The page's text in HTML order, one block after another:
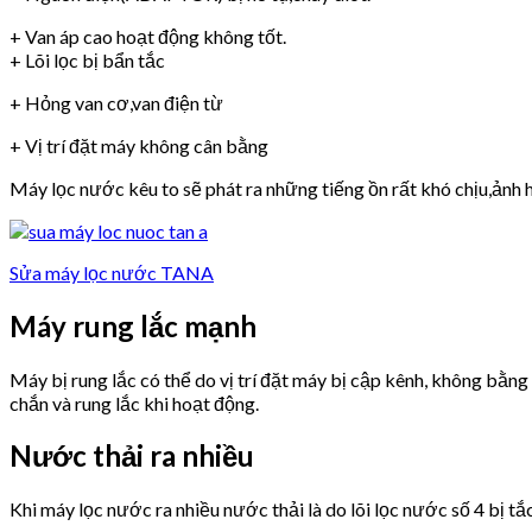
+ Van áp cao hoạt động không tốt.
+ Lõi lọc bị bẩn tắc
+ Hỏng van cơ,van điện từ
+ Vị trí đặt máy không cân bằng
Máy lọc nước kêu to sẽ phát ra những tiếng ồn rất khó chịu,ảnh
Sửa máy lọc nước TANA
Máy rung lắc mạnh
Máy bị rung lắc có thể do vị trí đặt máy bị cập kênh, không
chắn và rung lắc khi hoạt động.
Nước thải ra nhiều
Khi máy lọc nước ra nhiều nước thải là do lõi lọc nước số 4 bị